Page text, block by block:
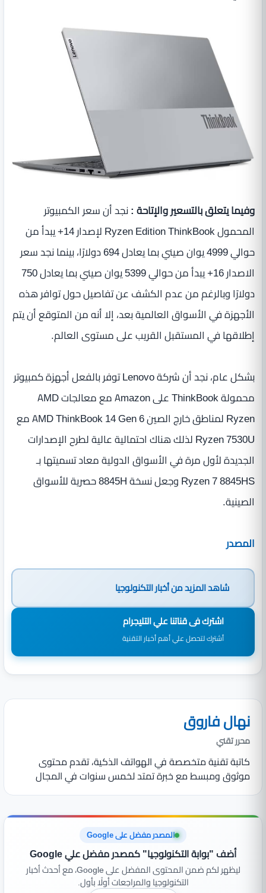
وفيما يتعلق بالتسعير والإتاحة :نجد أن سعر الكمبيوتر
المحمول Ryzen Edition ThinkBook لإصدار 14+ يبدأ من
حوالي 4999 يوان صيني بما يعادل 694 دولارًا، بينما نجد سعر
الاصدار 16+ يبدأ من حوالي 5399 يوان صيني بما يعادل 750
دولارًا وبالرغم من عدم الكشف عن تفاصيل حول توافر هذه
الأجهزة في الأسواق العالمية بعد، إلا أنه من المتوقع أن يتم
إطلاقها في المستقبل القريب على مستوى العالم.
بشكل عام، نجد أن شركة Lenovo توفر بالفعل أجهزة كمبيوتر
محمولة ThinkBook على Amazon مع معالجات AMD
Ryzen لمناطق خارج الصين AMD ThinkBook 14 Gen 6 مع
Ryzen 7530U لذلك هناك احتمالية عالية لطرح الإصدارات
الجديدة لأول مرة في الأسواق الدولية معاد تسميتها بـ
Ryzen 7 8845HS وجعل نسخة 8845H حصرية للأسواق
الصينية.
المصدر
شاهد المزيد منأخبار التكنولوجيا
اشترك فى قناتنا علي التليجرام
أشترك لتحصل علي أهم أخبار التقنية
نهال فاروق
محرر تقني
كاتبة تقنية متخصصة في الهواتف الذكية، تقدم محتوى
موثوق ومبسط مع خبرة تمتد لخمس سنوات في المجال
المصدر مفضل على Google
أضف "بوابة التكنولوجيا" كمصدر مفضل علي Google
ليظهر لكم ضمن المحتوى المفضل على Google، مع أحدث أخبار
التكنولوجيا والمراجعات أولًا بأول.